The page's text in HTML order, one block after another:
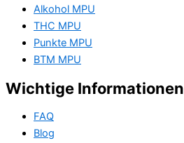
Alkohol MPU
THC MPU
Punkte MPU
BTM MPU
Wichtige Informationen
FAQ
Blog